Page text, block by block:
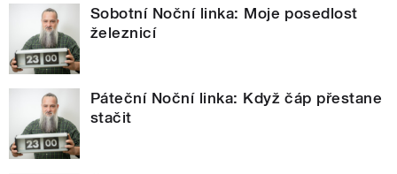
Sobotní Noční linka: Moje posedlost
železnicí
Páteční Noční linka: Když čáp přestane
stačit